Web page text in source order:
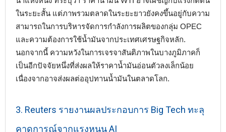
ในระยะสั้น แต่ภาพรวมตลาดในระยะยาวยังคงขึ้นอยู่กับความ
สามารถในการบริหารจัดการกำลังการผลิตของกลุ่ม OPEC
และความต้องการใช้น้ำมันจากประเทศเศรษฐกิจหลัก.
นอกจากนี้ ความหวังในการเจรจาสันติภาพในบางภูมิภาคก็
เป็นอีกปัจจัยหนึ่งที่ส่งผลให้ราคาน้ำมันอ่อนตัวลงเล็กน้อย
เนื่องจากอาจส่งผลต่ออุปทานน้ำมันในตลาดโลก.
3. Reuters รายงานผลประกอบการ Big Tech ทะลุ
คาดการณ์จากแรงหนุน AI